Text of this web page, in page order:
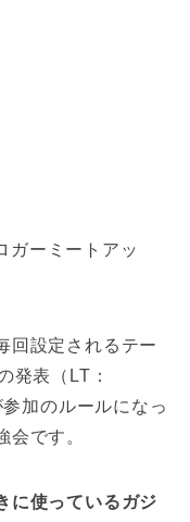
ガーミートアッ
回設定されるテー
発表（LT：
加のルールになっ
会です。
に使っているガジ